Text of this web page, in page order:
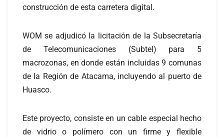
construcción de esta carretera digital.
WOM se adjudicó la licitación de la Subsecretaría
de Telecomunicaciones (Subtel) para 5
macrozonas, en donde están incluidas 9 comunas
de la Región de Atacama, incluyendo al puerto de
Huasco.
Este proyecto, consiste en un cable especial hecho
de vidrio o polímero con un firme y flexible